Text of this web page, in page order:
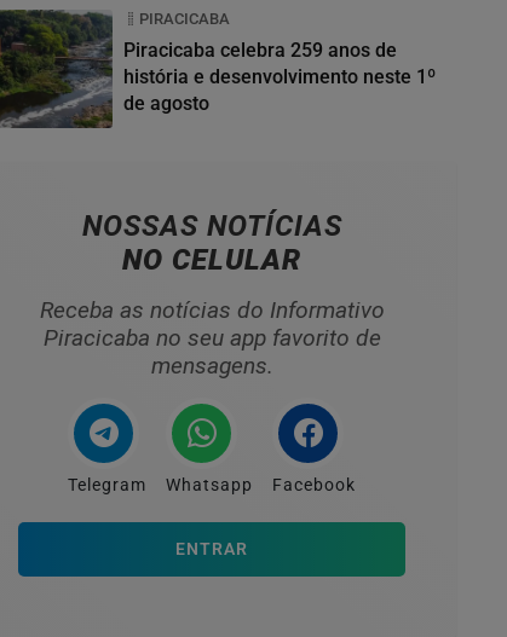
PIRACICABA
Piracicaba celebra 259 anos de
história e desenvolvimento neste 1º
de agosto
NOSSAS NOTÍCIAS
NO CELULAR
Receba as notícias do Informativo
Piracicaba no seu app favorito de
mensagens.
Telegram Whatsapp Facebook
ENTRAR